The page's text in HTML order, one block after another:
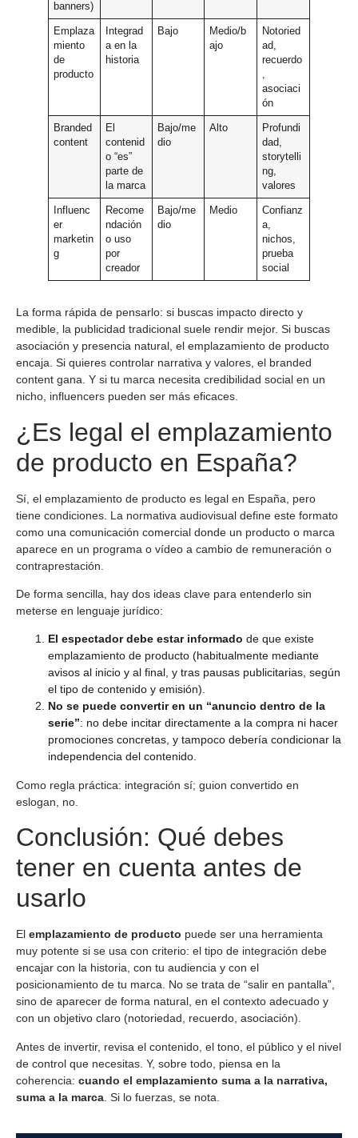
banners)
Emplaza
miento
de
producto
Integrad
a en la
historia
Bajo
Medio/b
ajo
Notoried
ad,
recuerdo
,
asociaci
ón
Branded
content
El
contenid
o “es”
parte de
la marca
Bajo/me
dio
Alto
Profundi
dad,
storytelli
ng,
valores
Influenc
er
marketin
g
Recome
ndación
o uso
por
creador
Bajo/me
dio
Medio
Confianz
a,
nichos,
prueba
social
La forma rápida de pensarlo: si buscas impacto directo y
medible, la publicidad tradicional suele rendir mejor. Si buscas
asociación y presencia natural, el emplazamiento de producto
encaja. Si quieres controlar narrativa y valores, el branded
content gana. Y si tu marca necesita credibilidad social en un
nicho, influencers pueden ser más eficaces.
¿Es legal el emplazamiento
de producto en España?
Sí, el emplazamiento de producto es legal en España, pero
tiene condiciones. La normativa audiovisual define este formato
como una comunicación comercial donde un producto o marca
aparece en un programa o vídeo a cambio de remuneración o
contraprestación.
De forma sencilla, hay dos ideas clave para entenderlo sin
meterse en lenguaje jurídico:
El espectador debe estar informado de que existe
emplazamiento de producto (habitualmente mediante
avisos al inicio y al final, y tras pausas publicitarias, según
el tipo de contenido y emisión).
No se puede convertir en un “anuncio dentro de la
serie”: no debe incitar directamente a la compra ni hacer
promociones concretas, y tampoco debería condicionar la
independencia del contenido.
Como regla práctica: integración sí; guion convertido en
eslogan, no.
Conclusión: Qué debes
tener en cuenta antes de
usarlo
El emplazamiento de producto puede ser una herramienta
muy potente si se usa con criterio: el tipo de integración debe
encajar con la historia, con tu audiencia y con el
posicionamiento de tu marca. No se trata de “salir en pantalla”,
sino de aparecer de forma natural, en el contexto adecuado y
con un objetivo claro (notoriedad, recuerdo, asociación).
Antes de invertir, revisa el contenido, el tono, el público y el nivel
de control que necesitas. Y, sobre todo, piensa en la
coherencia: cuando el emplazamiento suma a la narrativa,
suma a la marca . Si lo fuerzas, se nota.